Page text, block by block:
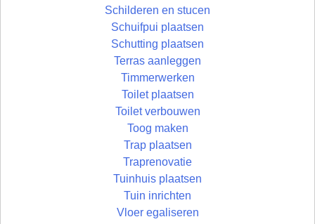
Schilderen en stucen
Schuifpui plaatsen
Schutting plaatsen
Terras aanleggen
Timmerwerken
Toilet plaatsen
Toilet verbouwen
Toog maken
Trap plaatsen
Traprenovatie
Tuinhuis plaatsen
Tuin inrichten
Vloer egaliseren